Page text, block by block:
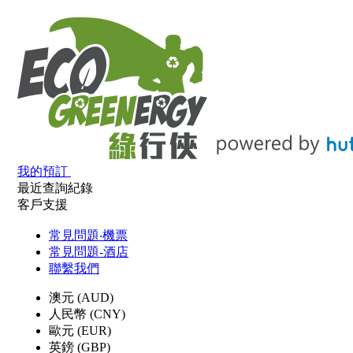
我的預訂
最近查詢紀錄
客戶支援
常見問題‧機票
常見問題-酒店
聯繫我們
澳元 (AUD)
人民幣 (CNY)
歐元 (EUR)
英鎊 (GBP)